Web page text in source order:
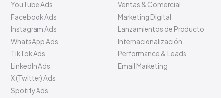
YouTube Ads
Facebook Ads
Instagram Ads
WhatsApp Ads
TikTok Ads
LinkedIn Ads
X (Twitter) Ads
Spotify Ads
Ventas & Comercial
Marketing Digital
Lanzamientos de Producto
Internacionalización
Performance & Leads
Email Marketing